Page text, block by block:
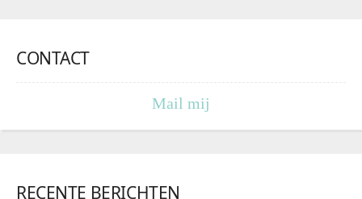
CONTACT
Mail mij
RECENTE BERICHTEN